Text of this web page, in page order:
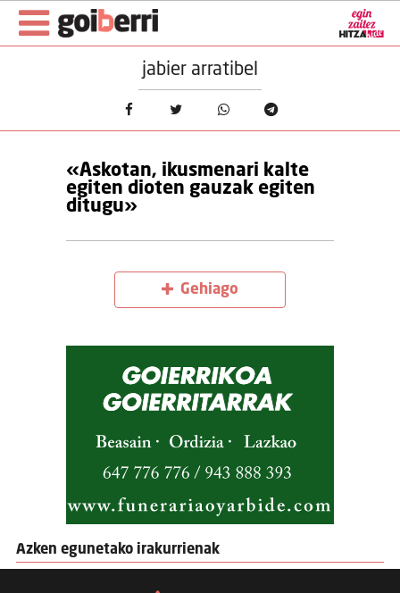
jabier arratibel
«Askotan, ikusmenari kalte
egiten dioten gauzak egiten
ditugu»
Gehiago
Azken egunetako irakurrienak